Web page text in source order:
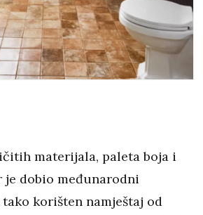
materijala, paleta boja i
dobio međunarodni
korišten namještaj od